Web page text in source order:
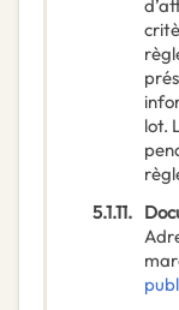
lot.
5.1.11.